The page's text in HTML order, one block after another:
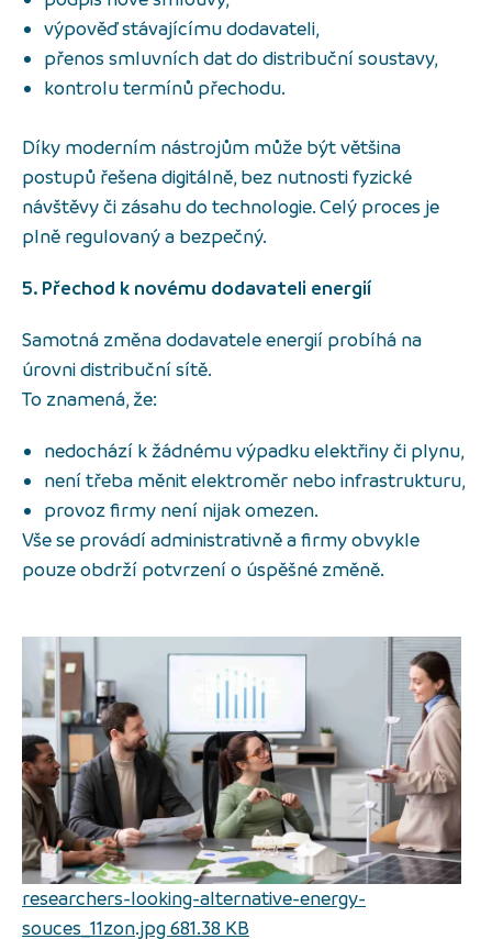
výpověď stávajícímu dodavateli,
přenos smluvních dat do distribuční soustavy,
kontrolu termínů přechodu.
Díky moderním nástrojům může být většina
postupů řešena digitálně, bez nutnosti fyzické
návštěvy či zásahu do technologie. Celý proces je
plně regulovaný a bezpečný.
5. Přechod k novému dodavateli energií
Samotná změna dodavatele energií probíhá na
úrovni distribuční sítě.
To znamená, že:
nedochází k žádnému výpadku elektřiny či plynu,
není třeba měnit elektroměr nebo infrastrukturu,
provoz firmy není nijak omezen.
Vše se provádí administrativně a firmy obvykle
pouze obdrží potvrzení o úspěšné změně.
researchers-looking-alternative-energy-
souces_11zon.jpg 681.38 KB